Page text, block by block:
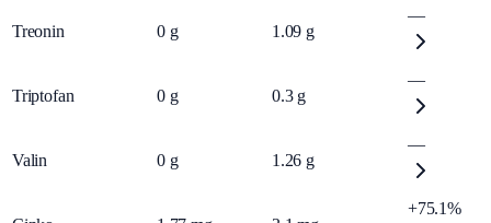
Treonin 0 g 1.09 g
—
Triptofan 0 g 0.3 g
—
Valin 0 g 1.26 g
—
+75.1%